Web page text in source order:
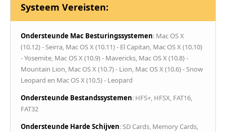
Systeem Vereisten:
Ondersteunde Mac Besturingssystemen: Mac OS X
(10.12) - Seirra, Mac OS X (10.11) - El Capitan, Mac OS X (10.10)
- Yosemite, Mac OS X (10.9) - Mavericks, Mac OS X (10.8) -
Mountain Lion, Mac OS X (10.7) - Lion, Mac OS X (10.6) - Snow
Leopard en Mac OS X (10.5) - Leopard
Ondersteunde Bestandssystemen: HFS+, HFSX, FAT16,
FAT32
Ondersteunde Harde Schijven: SD Cards, Memory Cards,